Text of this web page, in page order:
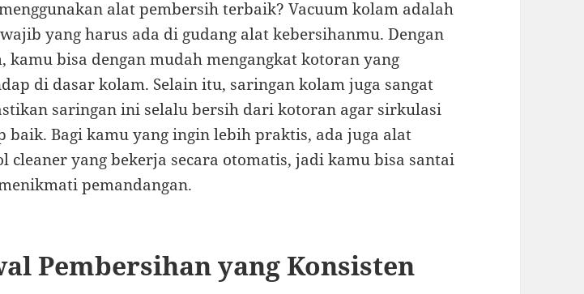
alat pembersih terbaik? Vacuum kolam adalah
yang harus ada di gudang alat kebersihanmu. Dengan
kamu bisa dengan mudah mengangkat kotoran yang
di dasar kolam. Selain itu, saringan kolam juga sangat
saringan ini selalu bersih dari kotoran agar sirkulasi
baik. Bagi kamu yang ingin lebih praktis, ada juga alat
cleaner yang bekerja secara otomatis, jadi kamu bisa santai
pemandangan.
Pembersihan yang Konsisten